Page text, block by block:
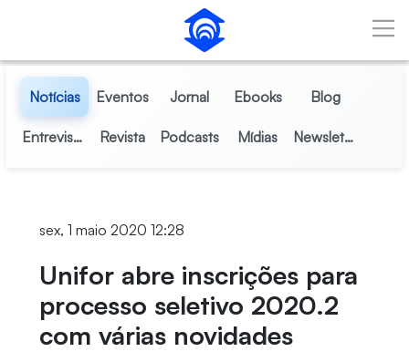
Pular para o Conteúdo principal
Notícias Eventos Jornal Ebooks Blog
Entrevistas Revista Podcasts Mídias Newsletter
sex, 1 maio 2020 12:28
Unifor abre inscrições para
processo seletivo 2020.2
com várias novidades